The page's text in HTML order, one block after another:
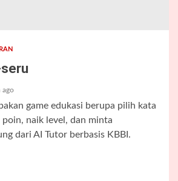
ago
game edukasi berupa pilih kata
naik level, dan minta
dari AI Tutor berbasis KBBI.